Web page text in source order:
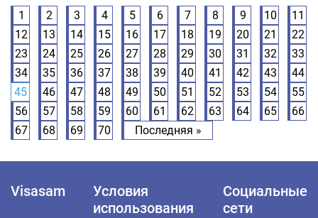
1 2 3 4 5 6 7 8 9 10
11
12
13 14 15 16 17 18 19 20 21
22
23
24 25 26 27 28 29 30 31 32
33
34
35 36 37 38 39 40 41 42 43
44
45
46 47 48 49 50 51 52 53 54
55
56
57 58 59 60 61 62 63 64 65
66
67
68 69 70 Последняя »
Visasam
Условия
использования
Социальные
сети